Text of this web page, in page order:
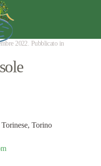
2022. Pubblicato in
Torino